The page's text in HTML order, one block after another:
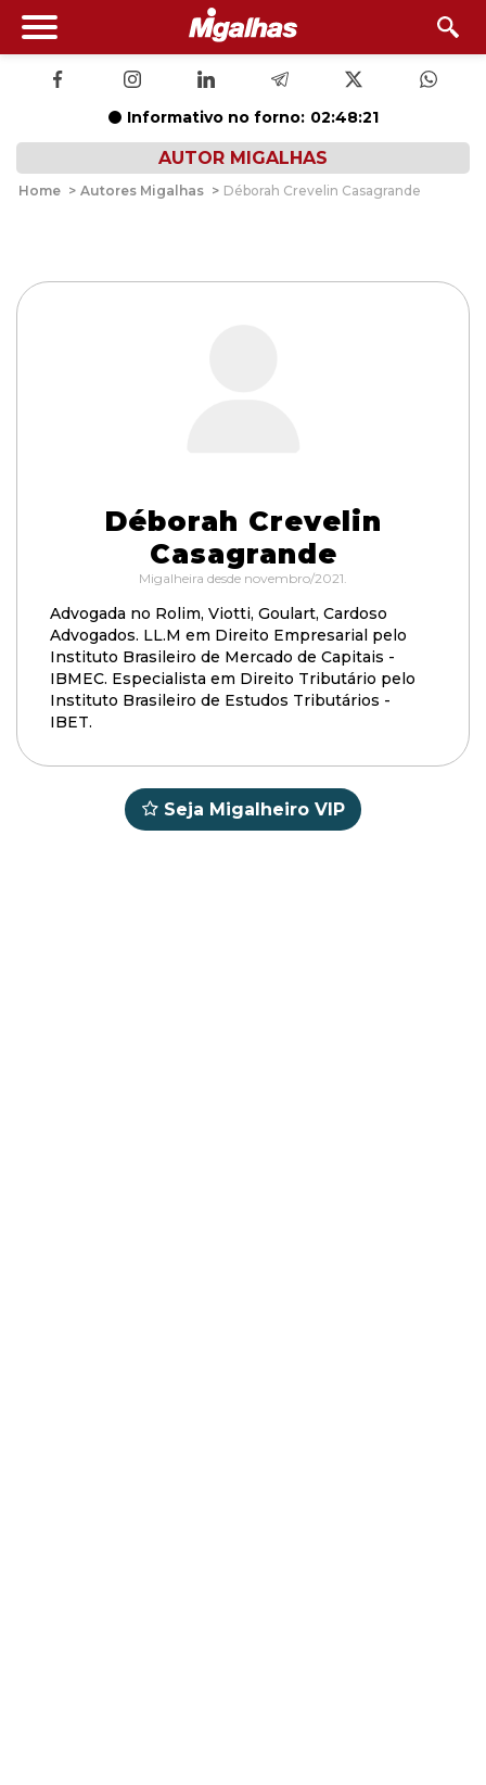
Informativo no forno: 02:48:20
AUTOR MIGALHAS
Home > Autores Migalhas > Déborah Crevelin Casagrande
Déborah Crevelin
Casagrande
Migalheira desde novembro/2021.
Advogada no Rolim, Viotti, Goulart, Cardoso
Advogados. LL.M em Direito Empresarial pelo
Instituto Brasileiro de Mercado de Capitais -
IBMEC. Especialista em Direito Tributário pelo
Instituto Brasileiro de Estudos Tributários -
IBET.
Seja Migalheiro VIP